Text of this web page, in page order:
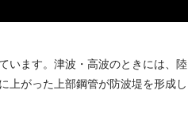
います。津波・高波のときには、陸
上がった上部鋼管が防波堤を形成し